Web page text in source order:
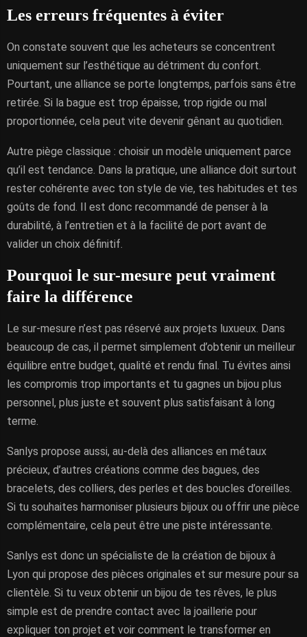
Les erreurs fréquentes à éviter
On constate souvent que les acheteurs se concentrent
uniquement sur l’esthétique au détriment du confort.
Pourtant, une alliance se porte longtemps, parfois sans être
retirée. Si la bague est trop épaisse, trop rigide ou mal
proportionnée, cela peut vite devenir gênant au quotidien.
Autre piège classique : choisir un modèle uniquement parce
qu’il est tendance. Dans la pratique, une alliance doit surtout
rester cohérente avec ton style de vie, tes habitudes et tes
goûts de fond. Il est donc recommandé de penser à la
durabilité, à l’entretien et à la facilité de port avant de
valider un choix définitif.
Pourquoi le sur-mesure peut vraiment
faire la différence
Le sur-mesure n’est pas réservé aux projets luxueux. Dans
beaucoup de cas, il permet simplement d’obtenir un meilleur
équilibre entre budget, qualité et rendu final. Tu évites ainsi
les compromis trop importants et tu gagnes un bijou plus
personnel, plus juste et souvent plus satisfaisant à long
terme.
Sanlys propose aussi, au-delà des alliances en métaux
précieux, d’autres créations comme des bagues, des
bracelets, des colliers, des perles et des boucles d’oreilles.
Si tu souhaites harmoniser plusieurs bijoux ou offrir une pièce
complémentaire, cela peut être une piste intéressante.
Sanlys est donc un spécialiste de la création de bijoux à
Lyon qui propose des pièces originales et sur mesure pour sa
clientèle. Si tu veux obtenir un bijou de tes rêves, le plus
simple est de prendre contact avec la joaillerie pour
expliquer ton projet et voir comment le transformer en